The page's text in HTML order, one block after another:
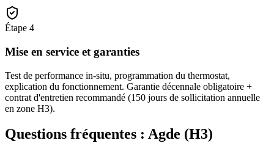
Étape 4
Mise en service et garanties
Test de performance in-situ, programmation du thermostat,
explication du fonctionnement. Garantie décennale obligatoire +
contrat d'entretien recommandé (150 jours de sollicitation annuelle
en zone H3).
Questions fréquentes : Agde (H3)